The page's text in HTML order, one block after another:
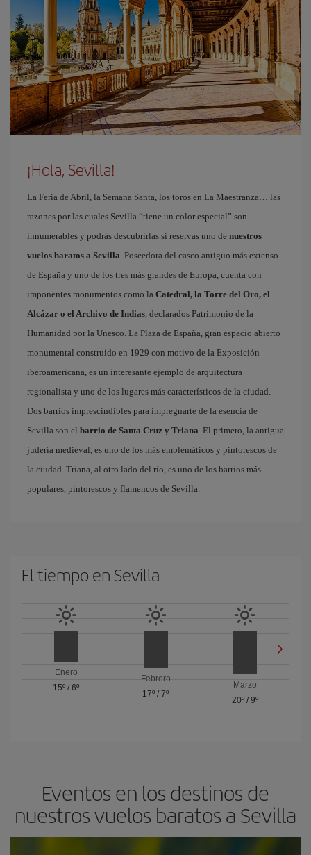
¡Hola, Sevilla!
La Feria de Abril, la Semana Santa, los toros en La Maestranza… las
razones por las cuales Sevilla “tiene un color especial” son
innumerables y podrás descubrirlas si reservas uno de nuestros
vuelos baratos a Sevilla. Poseedora del casco antiguo más extenso
de España y uno de los tres más grandes de Europa, cuenta con
imponentes monumentos como la Catedral, la Torre del Oro, el
Alcázar o el Archivo de Indias, declarados Patrimonio de la
Humanidad por la Unesco. La Plaza de España, gran espacio abierto
monumental construido en 1929 con motivo de la Exposición
iberoamericana, es un interesante ejemplo de arquitectura
regionalista y uno de los lugares más característicos de la ciudad.
Dos barrios imprescindibles para impregnarte de la esencia de
Sevilla son el barrio de Santa Cruz y Triana. El primero, la antigua
judería medieval, es uno de los más emblemáticos y pintorescos de
la ciudad. Triana, al otro lado del río, es uno de los barrios más
populares, pintorescos y flamencos de Sevilla.
El tiempo en Sevilla
Enero
15º /6º
Febrero
17º / 7º
Marzo
20º/ 9º
Eventos en los destinos de
nuestros vuelos baratos a Sevilla